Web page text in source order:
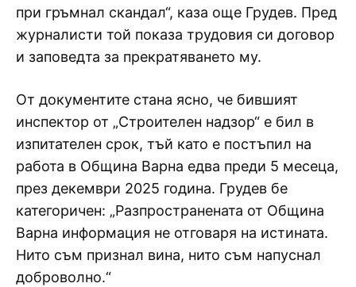
при гръмнал скандал“, каза още Грудев. Пред
журналисти той показа трудовия си договор
и заповедта за прекратяването му.
От документите стана ясно, че бившият
инспектор от „Строителен надзор“ е бил в
изпитателен срок, тъй като е постъпил на
работа в Община Варна едва преди 5 месеца,
през декември 2025 година. Грудев бе
категоричен: „Разпространената от Община
Варна информация не отговаря на истината.
Нито съм признал вина, нито съм напуснал
доброволно.“